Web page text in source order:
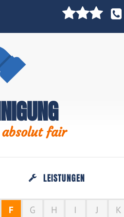
fair
LEISTUNGEN
F G H I J K